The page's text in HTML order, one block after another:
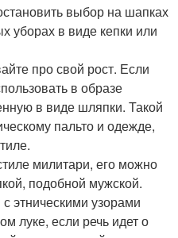
выбор на шапках
уборах в виде кепки или
про свой рост. Если
в образе
в виде шляпки. Такой
пальто и одежде,
милитари, его можно
подобной мужской.
этническими узорами
луке, если речь идет о